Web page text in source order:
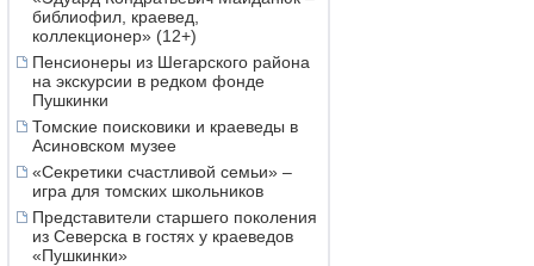
библиофил, краевед,
коллекционер» (12+)
Пенсионеры из Шегарского района
на экскурсии в редком фонде
Пушкинки
Томские поисковики и краеведы в
Асиновском музее
«Секретики счастливой семьи» –
игра для томских школьников
Представители старшего поколения
из Северска в гостях у краеведов
«Пушкинки»